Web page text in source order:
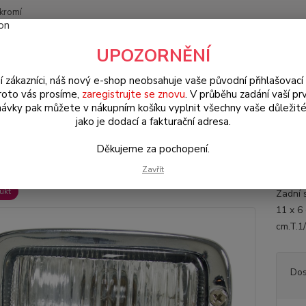
Hledat
Brouk Typ 1 (1938 » 03) Elektroinstalace (Electrical) Světla &
zpátečky/chrom - Typ 1/2/3/
Zadní
11 x
UPOZORNĚNÍ
zákazníci, náš nový e-shop neobsahuje vaše původní přihlašovací
vás prosíme, zaregistrujte se znovu. V průběhu zadání vaší
pak můžete v nákupním košíku vyplnit všechny vaše
jako je dodací a fakturační adresa.
Děkujeme za pochopení.
Zavřít